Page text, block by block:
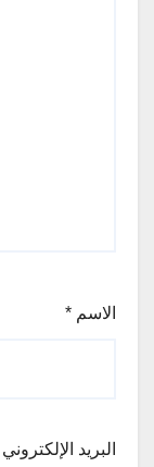
الاسم *
البريد الإلكتروني